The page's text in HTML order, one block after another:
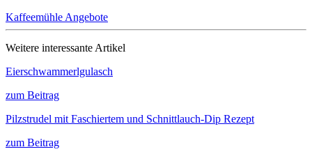
Kaffeemühle Angebote
Weitere interessante Artikel
Eierschwammerlgulasch
zum Beitrag
Pilzstrudel mit Faschiertem und Schnittlauch-Dip Rezept
zum Beitrag